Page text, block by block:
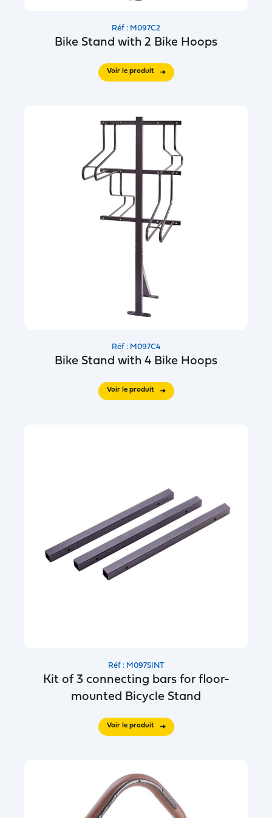
Réf : M097C2
Bike Stand with 2 Bike Hoops
Voir le produit
Réf : M097C4
Bike Stand with 4 Bike Hoops
Voir le produit
Réf : M097SINT
Kit of 3 connecting bars for floor-
mounted Bicycle Stand
Voir le produit